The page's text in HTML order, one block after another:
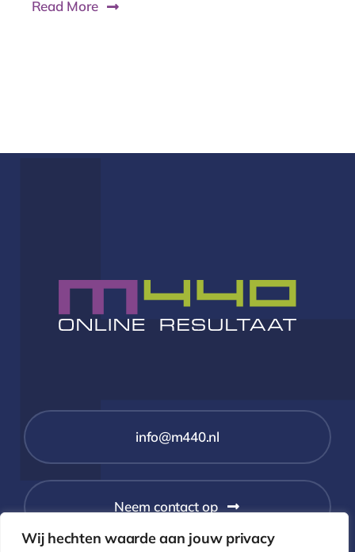
Wij hechten waarde aan jouw privacy
Read More
info@m440.nl
Neem contact op